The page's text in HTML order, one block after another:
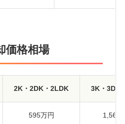
価格相場
2K・2DK・2LDK 3K・3DK
595万円 1,563